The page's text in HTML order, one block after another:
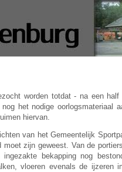
worden totdat - na een
het nodige oorlogsmateriaal
hiervan.
van het Gemeentelijk
zijn geweest. Van de
bekapping nog
vloeren evenals de ijzeren